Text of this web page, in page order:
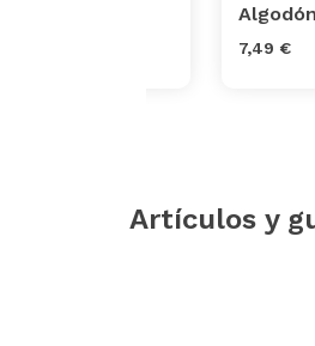
7,49 €
Artículos y